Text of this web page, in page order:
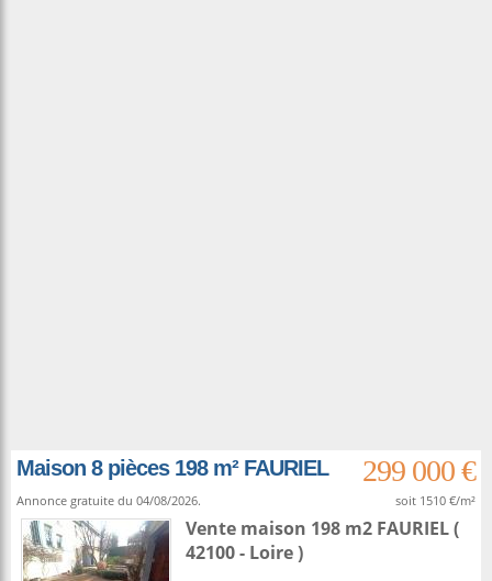
Maison 8 pièces 198 m² FAURIEL 299 000 €
Annonce gratuite du 04/08/2026. soit 1510 €/m²
Vente maison 198 m2 FAURIEL (
42100 - Loire )